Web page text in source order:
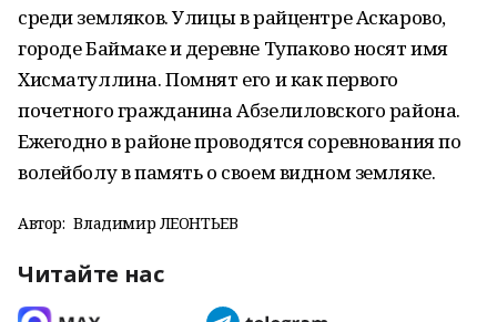
среди земляков. Улицы в райцентре Аскарово,
городе Баймаке и деревне Тупаково носят имя
Хисматуллина. Помнят его и как первого
почетного гражданина Абзелиловского района.
Ежегодно в районе проводятся соревнования по
волейболу в память о своем видном земляке.
Автор: Владимир ЛЕОНТЬЕВ
Читайте нас